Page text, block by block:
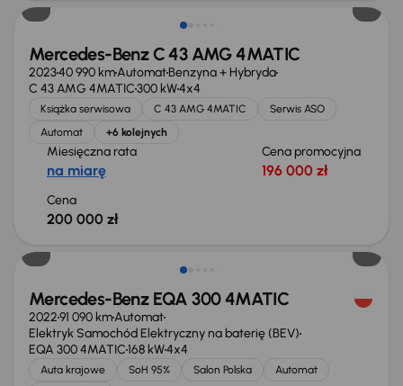
Mercedes-Benz C 43 AMG 4MATIC
202340 990 kmAutomatBenzyna + Hybryda
C 43 AMG 4MATIC300 kW4x4
Książka serwisowa C 43 AMG 4MATIC
Serwis ASO
Automat
+6 kolejnych
Miesięczna rata
na miarę
Cena promocyjna
196 000 zł
Cena
200 000 zł
Mercedes-Benz EQA 300 4MATIC
202291 090 kmAutomat
Elektryk Samochód Elektryczny na baterię (BEV)
EQA 300 4MATIC168 kW4x4
Auta krajowe SoH 95% Salon Polska
Automat